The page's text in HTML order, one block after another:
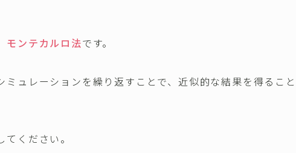
モンテカルロ法です。
ミュレーションを繰り返すことで、近似的な結果を得ること
ください。